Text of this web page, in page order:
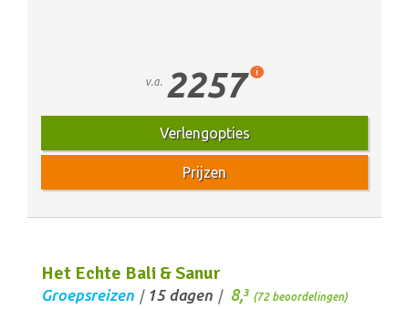
v.a. 2257 i
Verlengopties
Prijzen
Het Echte Bali & Sanur
Groepsreizen / 15 dagen / 8,3 (72 beoordelingen)